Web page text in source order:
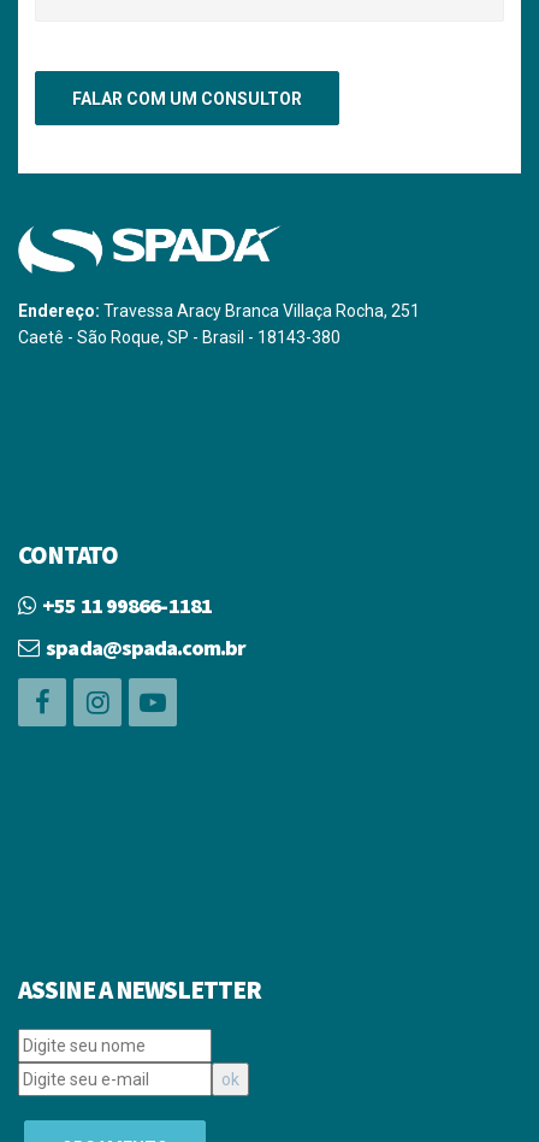
Endereço: Travessa Aracy Branca Villaça Rocha, 251
Caetê - São Roque, SP - Brasil - 18143-380
CONTATO
+55 11 99866-1181
spada@spada.com.br
ASSINE A NEWSLETTER